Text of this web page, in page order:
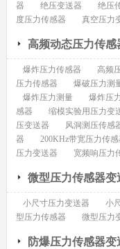
器
绝压变送器 绝压
度压力传感器
真空压力
高频动态压力传感
爆炸压力传感器 高频
压力传感器
爆破压力测
爆炸压力测量
爆炸压
感器
缩模实验用压力变
压变送器
风洞测压传感
器
200KHz带宽压力传感
压力变送器
宽频响压力
微型压力传感器变
小尺寸压力变送器 小
型压力传感器
微型压力
防爆压力传感器变